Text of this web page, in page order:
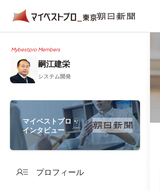
Mybestpro Members
嗣江建栄
システム開発
マイベストプロ・
インタビュー
プロフィール